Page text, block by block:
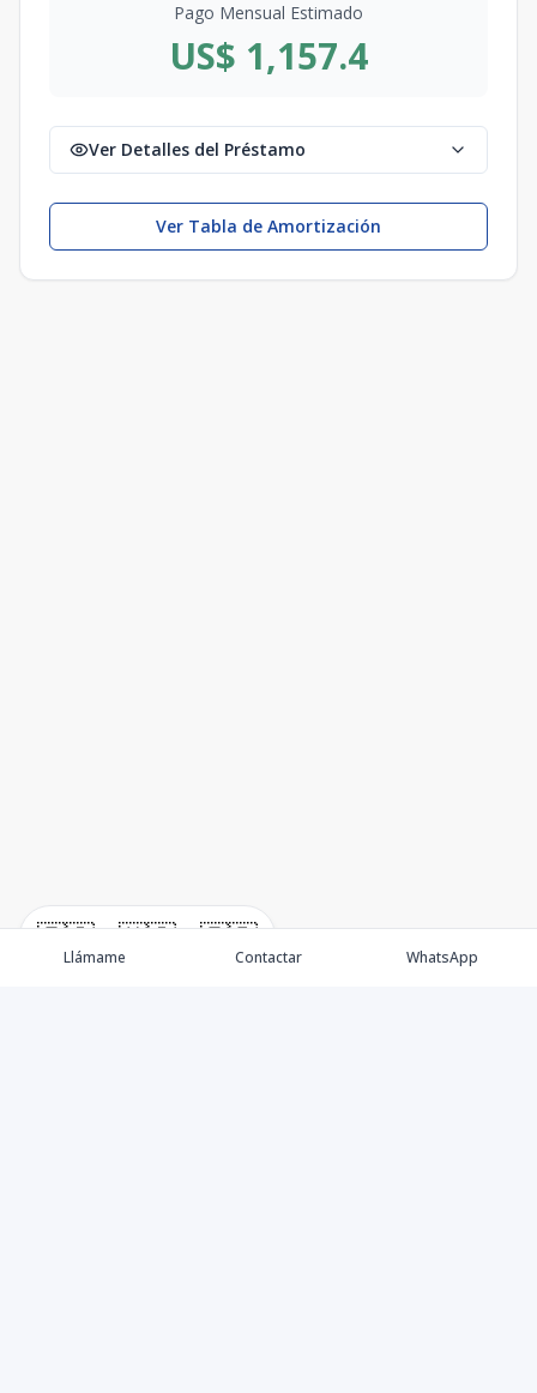
🇪🇸 🇺🇸 🇫🇷
Pago Mensual Estimado
US$ 1,157.4
Ver Detalles del Préstamo
Ver Tabla de Amortización
Llámame Contactar WhatsApp